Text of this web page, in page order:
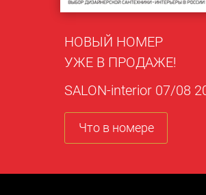
НОВЫЙ НОМЕР
УЖЕ В ПРОДАЖЕ!
SALON-interior 07/08
Что в номере